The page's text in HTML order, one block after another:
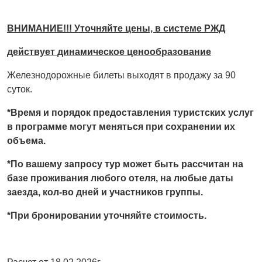
ВНИМАНИЕ!!! Уточняйте цены, в системе РЖД
действует динамическое ценообразование
Железнодорожные билеты выходят в продажу за 90
суток.
*Время и порядок предоставления туристских услуг
в программе могут меняться при сохранении их
объема.
*По вашему запросу тур может быть рассчитан на
базе проживания любого отеля, на любые даты
заезда, кол-во дней и участников группы.
*При бронировании уточняйте стоимость.